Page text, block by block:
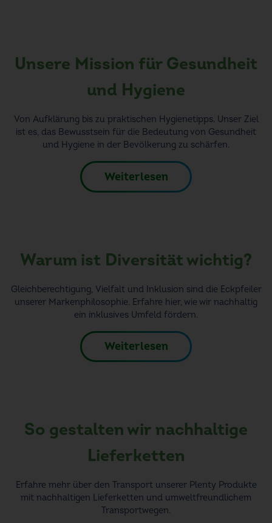
Unsere Mission für Gesundheit
und Hygiene
Von Aufklärung bis zu praktischen Hygienetipps. Unser Ziel
ist es, das Bewusstsein für die Bedeutung von Gesundheit
und Hygiene in der Bevölkerung zu schärfen.
Weiterlesen
Warum ist Diversität wichtig?
Gleichberechtigung, Vielfalt und Inklusion sind die Eckpfeiler
unserer Markenphilosophie. Erfahre hier, wie wir nachhaltig
ein inklusives Umfeld fördern.
Weiterlesen
So gestalten wir nachhaltige
Lieferketten
Erfahre mehr über den Transport unserer Plenty Produkte
mit nachhaltigen Lieferketten und umweltfreundlichem
Transportwegen.